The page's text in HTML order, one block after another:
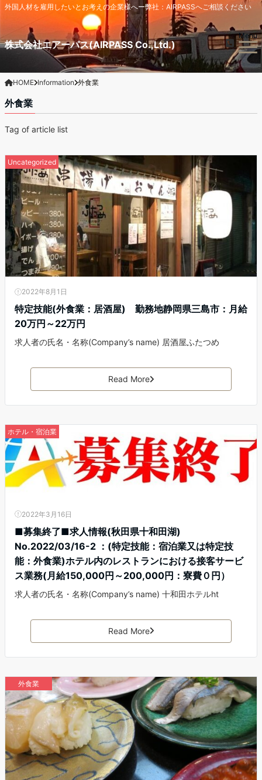
外国人材を雇用したいとお考えの企業様へー弊社：AIRPASSへご相談ください
株式会社エアーパス(AIRPASS Co.,Ltd.)
Menu
HOME Information 外食業
外食業
Tag of article list
Uncategorized
2022年8月1日
特定技能(外食業：居酒屋) 勤務地静岡県三島市：月給
20万円～22万円
求人者の氏名・名称(Company’s name) 居酒屋ふたつめ
Read More
ホテル・宿泊業
2022年3月16日
■募集終了■求人情報(秋田県十和田湖)
No.2022/03/16-2 ：(特定技能：宿泊業又は特定技
能：外食業)ホテル内のレストランにおける接客サービ
ス業務(月給150,000円～200,000円：寮費０円）
求人者の氏名・名称(Company’s name) 十和田ホテルht
Read More
外食業